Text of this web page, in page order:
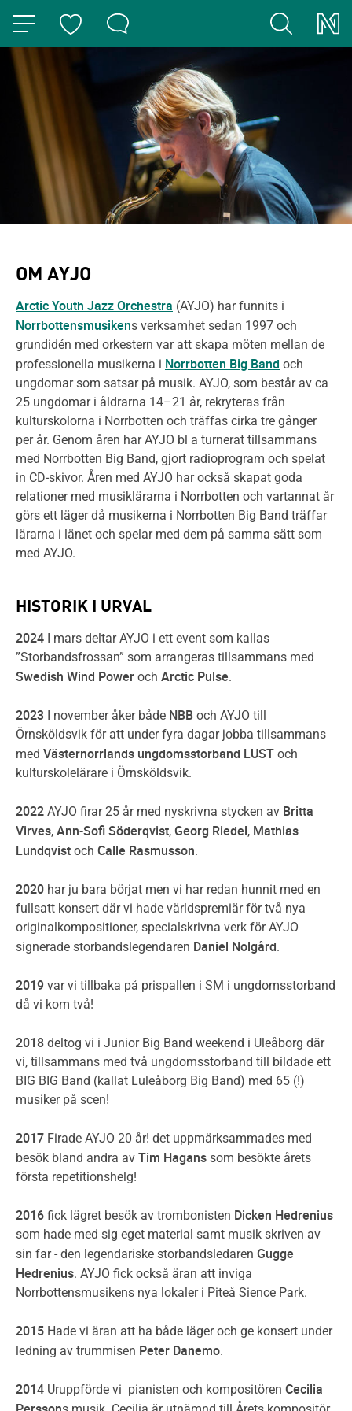
HOPPA TILL NAVIGERINGEN
HOPPA TILL INNEHÅLLET
OM AYJO
Arctic Youth Jazz Orchestra (AYJO) har funnits i
Norrbottensmusikens verksamhet sedan 1997 och
grundidén med orkestern var att skapa möten mellan de
professionella musikerna i Norrbotten Big Band och
ungdomar som satsar på musik. AYJO, som består av ca
25 ungdomar i åldrarna 14–21 år, rekryteras från
kulturskolorna i Norrbotten och träffas cirka tre gånger
per år. Genom åren har AYJO bl a turnerat tillsammans
med Norrbotten Big Band, gjort radioprogram och spelat
in CD-skivor. Åren med AYJO har också skapat goda
relationer med musiklärarna i Norrbotten och vartannat år
görs ett läger då musikerna i Norrbotten Big Band träffar
lärarna i länet och spelar med dem på samma sätt som
med AYJO.
HISTORIK I URVAL
2024 I mars deltar AYJO i ett event som kallas
”Storbandsfrossan” som arrangeras tillsammans med
Swedish Wind Power och Arctic Pulse.
2023 I november åker både NBB och AYJO till
Örnsköldsvik för att under fyra dagar jobba tillsammans
med Västernorrlands ungdomsstorband LUST och
kulturskolelärare i Örnsköldsvik.
2022 AYJO firar 25 år med nyskrivna stycken av Britta
Virves, Ann-Sofi Söderqvist, Georg Riedel, Mathias
Lundqvist och Calle Rasmusson.
2020 har ju bara börjat men vi har redan hunnit med en
fullsatt konsert där vi hade världspremiär för två nya
originalkompositioner, specialskrivna verk för AYJO
signerade storbandslegendaren Daniel Nolgård.
2019 var vi tillbaka på prispallen i SM i ungdomsstorband
då vi kom två!
2018 deltog vi i Junior Big Band weekend i Uleåborg där
vi, tillsammans med två ungdomsstorband till bildade ett
BIG BIG Band (kallat Luleåborg Big Band) med 65 (!)
musiker på scen!
2017 Firade AYJO 20 år! det uppmärksammades med
besök bland andra av Tim Hagans som besökte årets
första repetitionshelg!
2016 fick lägret besök av trombonisten Dicken Hedrenius
som hade med sig eget material samt musik skriven av
sin far - den legendariske storbandsledaren Gugge
Hedrenius. AYJO fick också äran att inviga
Norrbottensmusikens nya lokaler i Piteå Sience Park.
2015 Hade vi äran att ha både läger och ge konsert under
ledning av trummisen Peter Danemo.
2014 Uruppförde vi pianisten och kompositören Cecilia